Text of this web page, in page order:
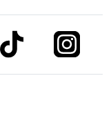
link to tiktok